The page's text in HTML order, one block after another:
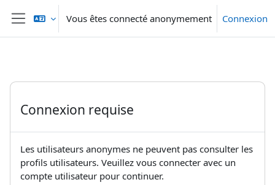
Passer au contenu principal
Panneau latéral
Vous êtes connecté anonymement Connexion
Connexion requise
Les utilisateurs anonymes ne peuvent pas consulter les
profils utilisateurs. Veuillez vous connecter avec un
compte utilisateur pour continuer.